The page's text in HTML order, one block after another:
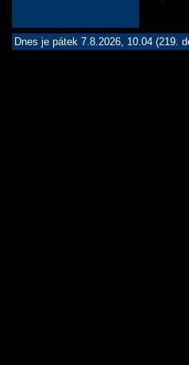
Dnes je pátek 7.8.2026, 10.04 (219.